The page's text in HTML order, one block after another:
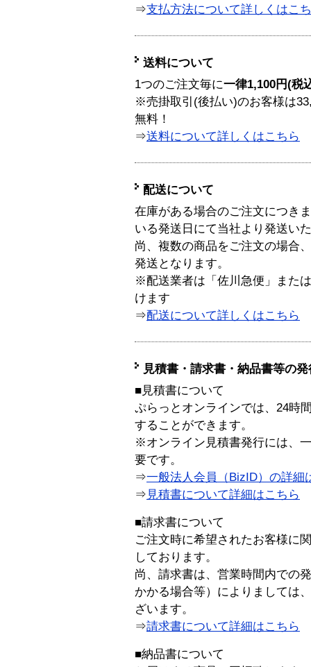
⇒支払方法について詳しくはこ
送料について
1つのご注文毎に一律1,100円(税
※売掛取引(後払い)のお客様は
無料！
⇒送料について詳しくはこちら
配送について
在庫がある場合のご注文につき
いる発送日にて当社より発送い
尚、複数の商品をご注文の場合
発送となります。
※配送業者は「佐川急便」また
けます
⇒配送について詳しくはこちら
見積書・請求書・納品書等の
■見積書について
ぷらっとオンラインでは、24時
することができます。
※オンライン見積書発行には、
要です。
⇒一般法人会員（BizID）の詳細
⇒ 見積書について詳細はこちら
■請求書について
ご注文時に希望されたお客様に
しております。
尚、請求書は、営業時間内での
かかる場合等）によりましては
ざいます。
⇒請求書について詳細はこちら
■納品書について